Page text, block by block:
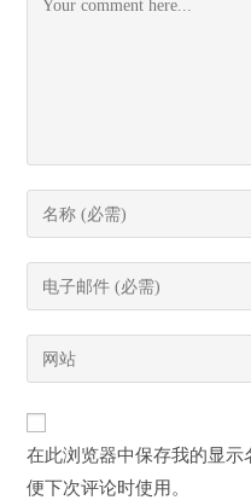
Enter
your
name
comment
Enter
your
email
address
comment
Enter
your
website
(optional)
在此浏览器中保存我的显示
便下次评论时使用。